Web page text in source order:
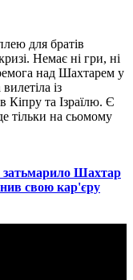
для братів
Немає ні гри, ні
над Шахтарем у
із
Кіпру та Ізраїлю. Є
тільки на сьомому
Шахтар
свою кар'єру